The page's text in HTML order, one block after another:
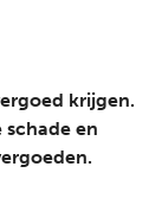
krijgen.
en